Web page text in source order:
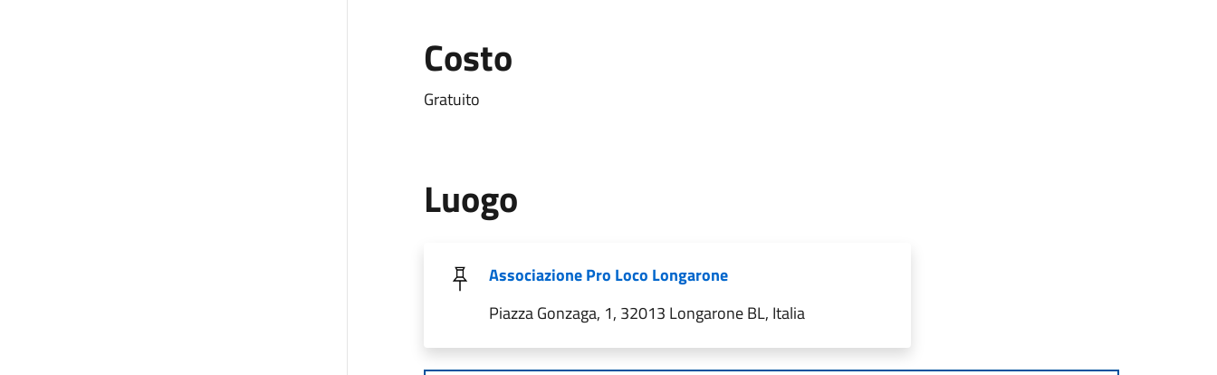
Costo
Gratuito
Luogo
Associazione Pro Loco Longarone
Piazza Gonzaga, 1, 32013 Longarone BL, Italia